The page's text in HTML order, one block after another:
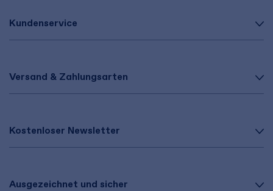
Kundenservice
Versand & Zahlungsarten
Kostenloser Newsletter
Ausgezeichnet und sicher